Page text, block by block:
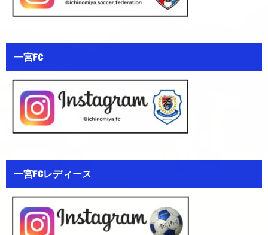
一宮FC
一宮FCレディース